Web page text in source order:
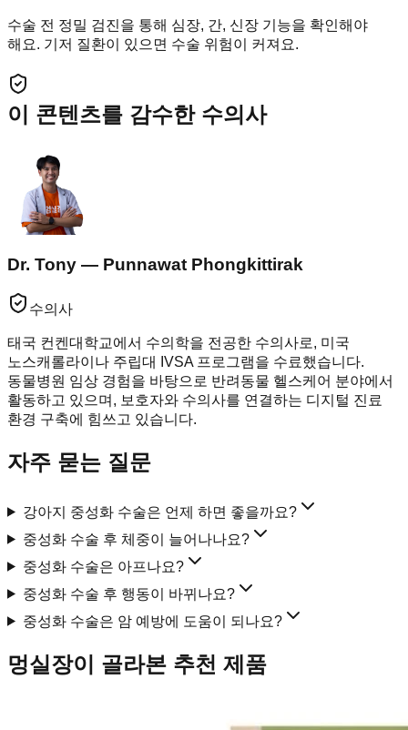
수술 전 정밀 검진을 통해 심장, 간, 신장 기능을 확인해야
해요. 기저 질환이 있으면 수술 위험이 커져요.
이 콘텐츠를 감수한 수의사
Dr. Tony — Punnawat Phongkittirak
수의사
태국 컨켄대학교에서 수의학을 전공한 수의사로, 미국
노스캐롤라이나 주립대 IVSA 프로그램을 수료했습니다.
동물병원 임상 경험을 바탕으로 반려동물 헬스케어 분야에서
활동하고 있으며, 보호자와 수의사를 연결하는 디지털 진료
환경 구축에 힘쓰고 있습니다.
자주 묻는 질문
강아지 중성화 수술은 언제 하면 좋을까요?
중성화 수술 후 체중이 늘어나나요?
중성화 수술은 아프나요?
중성화 수술 후 행동이 바뀌나요?
중성화 수술은 암 예방에 도움이 되나요?
멍실장이 골라본 추천 제품